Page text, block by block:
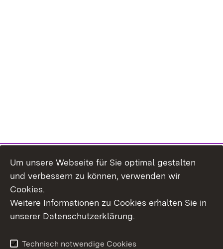
Erklärung zur
Benutzungshinweise
Um unsere Webseite für Sie optimal gestalten
und verbessern zu können, verwenden wir
Cookies.
Weitere Informationen zu Cookies erhalten Sie in
unserer Datenschutzerklärung.
Technisch notwendige Cookies